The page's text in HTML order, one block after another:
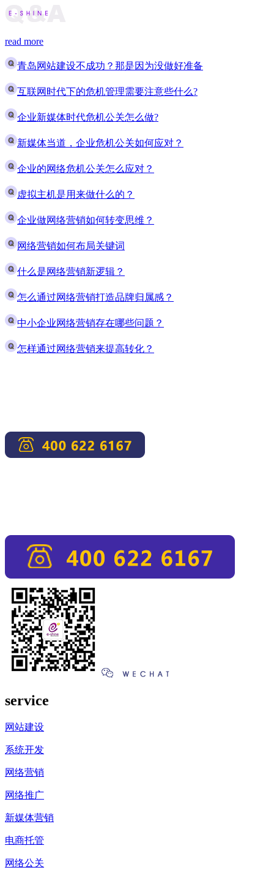
read more
青岛网站建设不成功？那是因为没做好准备
互联网时代下的危机管理需要注意些什么?
企业新媒体时代危机公关怎么做?
新媒体当道，企业危机公关如何应对？
企业的网络危机公关怎么应对？
虚拟主机是用来做什么的？
企业做网络营销如何转变思维？
网络营销如何布局关键词
什么是网络营销新逻辑？
怎么通过网络营销打造品牌归属感？
中小企业网络营销存在哪些问题？
怎样通过网络营销来提高转化？
service
网站建设
系统开发
网络营销
网络推广
新媒体营销
电商托管
网络公关